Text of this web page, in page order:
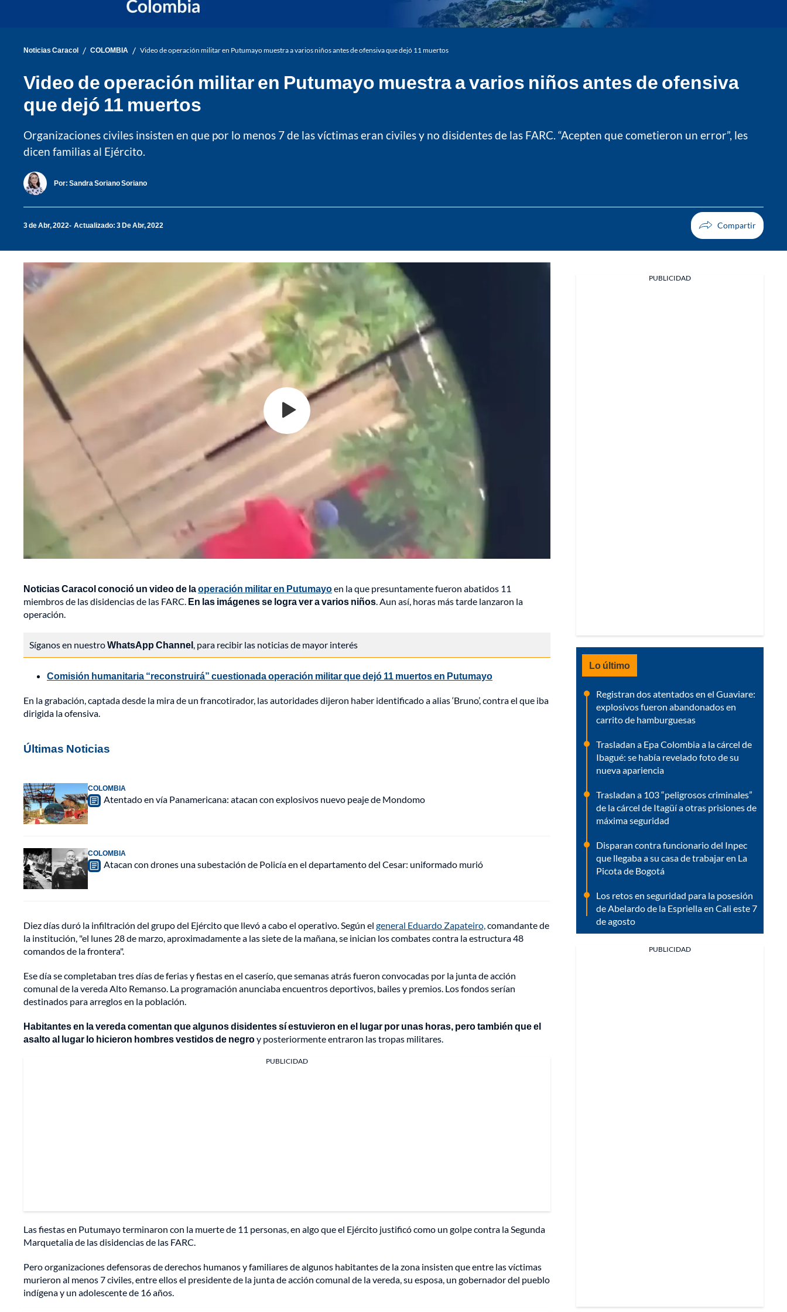
Noticias Caracol / COLOMBIA / Video de operación militar en Putumayo muestra a varios niños antes de ofensiva que dejó 11 muertos
Video de operación militar en Putumayo muestra a varios niños antes de ofensiva
que dejó 11 muertos
Organizaciones civiles insisten en que por lo menos 7 de las víctimas eran civiles y no disidentes de las FARC. “Acepten que cometieron un error”, les
dicen familias al Ejército.
Por: Sandra Soriano Soriano
3 de Abr, 2022 Actualizado: 3 De Abr, 2022
Noticias Caracol conoció un video de laoperación militar en Putumayoen la que presuntamente fueron abatidos 11
miembros de las disidencias de las FARC. En las imágenes se logra ver a varios niños. Aun así, horas más tarde lanzaron la
operación.
Síganos en nuestroWhatsApp Channel, para recibir las noticias de mayor interés
Comisión humanitaria “reconstruirá” cuestionada operación militar que dejó 11 muertos en Putumayo
En la grabación, captada desde la mira de un francotirador, las autoridades dijeron haber identificado a alias ‘Bruno’, contra el que iba
dirigida la ofensiva.
Últimas Noticias
COLOMBIA
Atentado en vía Panamericana: atacan con explosivos nuevo peaje de Mondomo
COLOMBIA
Atacan con drones una subestación de Policía en el departamento del Cesar: uniformado murió
Diez días duró la infiltración del grupo del Ejército que llevó a cabo el operativo. Según el general Eduardo Zapateiro,comandante de
la institución, "el lunes 28 de marzo, aproximadamente a las siete de la mañana, se inician los combates contra la estructura 48
comandos de la frontera".
Ese día se completaban tres días de ferias y fiestas en el caserío, que semanas atrás fueron convocadas por la junta de acción
comunal de la vereda Alto Remanso. La programación anunciaba encuentros deportivos, bailes y premios. Los fondos serían
destinados para arreglos en la población.
Habitantes en la vereda comentan que algunos disidentes sí estuvieron en el lugar por unas horas, pero también que el
asalto al lugar lo hicieron hombres vestidos de negroy posteriormente entraron las tropas militares.
PUBLICIDAD
Las fiestas en Putumayo terminaron con la muerte de 11 personas, en algo que el Ejército justificó como un golpe contra la Segunda
Marquetalia de las disidencias de las FARC.
Pero organizaciones defensoras de derechos humanos y familiares de algunos habitantes de la zona insisten que entre las víctimas
murieron al menos 7 civiles, entre ellos el presidente de la junta de acción comunal de la vereda, su esposa, un gobernador del pueblo
indígena y un adolescente de 16 años.
PUBLICIDAD
Lo último
Registran dos atentados en el Guaviare:
explosivos fueron abandonados en
carrito de hamburguesas
Trasladan a Epa Colombia a la cárcel de
Ibagué: se había revelado foto de su
nueva apariencia
Trasladan a 103 “peligrosos criminales”
de la cárcel de Itagüí a otras prisiones de
máxima seguridad
Disparan contra funcionario del Inpec
que llegaba a su casa de trabajar en La
Picota de Bogotá
Los retos en seguridad para la posesión
de Abelardo de la Espriella en Cali este 7
de agosto
PUBLICIDAD